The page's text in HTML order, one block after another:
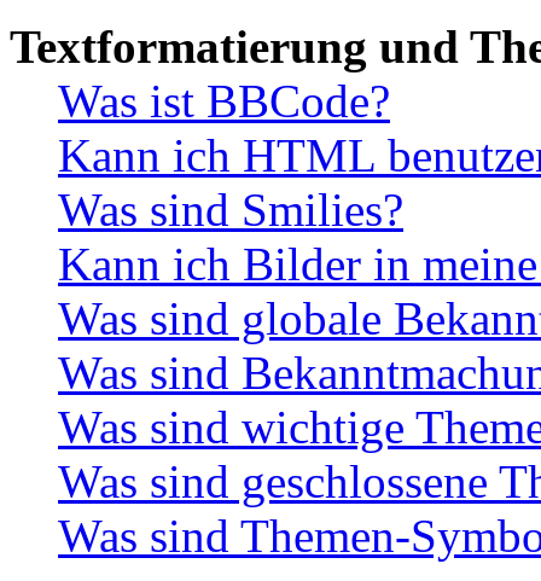
Textformatierung und
Was ist BBCode?
Kann ich HTML
Was sind Smilies?
Kann ich Bilder in
Was sind globale
Was sind
Was sind wichtige
Was sind geschlossene
Was sind Themen-